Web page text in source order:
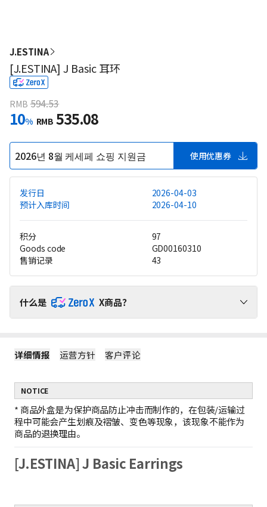
J.ESTINA
[J.ESTINA] J Basic 耳环
RMB 594.53
10% RMB 535.08
2026년 8월 케세페 쇼핑 지원금 使用优惠券
发行日
2026-04-03
预计入库时间
2026-04-10
积分
97
Goods code
GD00160310
售销记录
43
什么是 X商品？
1 ZeroX商品不产生运费
（ZeroX商品免邮。）
2 只购买ZeroX商品时，产生最低运费
如果只购买ZeroX商品，运费按最轻商品的重量计算。
示例：1件ZeroX商品的运费 = 10件ZeroX商品的运费
3 购满399元ZeroX商品，免邮！
如果订单中仅包含价值399元及以上的ZeroX商品，则全单免邮！
详细情报 运营方针 客户评论
NOTICE
* 商品外盒是为保护商品防止冲击而制作的，在包装/运输过
程中可能会产生划痕及褶皱、变色等现象，该现象不能作为
商品的退换理由。
[J.ESTINA] J Basic Earrings